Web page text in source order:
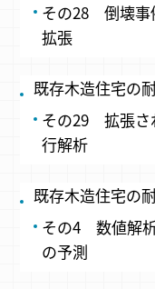
その28 倒壊事
拡張
既存木造住宅の
その29 拡張さ
行解析
既存木造住宅の
その4 数値解
の予測